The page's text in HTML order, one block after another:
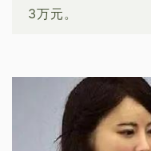
3万元。